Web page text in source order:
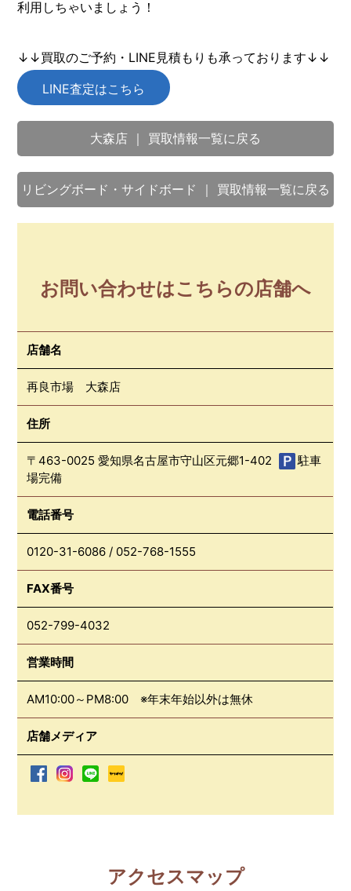
利用しちゃいましょう！
↓↓買取のご予約・LINE見積もりも承っております↓↓
LINE査定はこちら
大森店 ｜ 買取情報一覧に戻る
リビングボード・サイドボード ｜ 買取情報一覧に戻る
お問い合わせはこちらの店舗へ
店舗名
再良市場 大森店
住所
〒463-0025 愛知県名古屋市守山区元郷1-402
駐車
場完備
電話番号
0120-31-6086 / 052-768-1555
FAX番号
052-799-4032
営業時間
AM10:00～PM8:00 ※年末年始以外は無休
店舗メディア
アクセスマップ